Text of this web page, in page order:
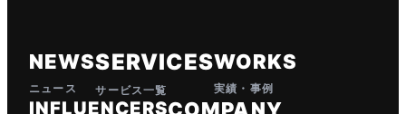
NEWS
ニュース
SERVICES
サービス一覧
WORKS
実績・事例
INFLUENCERS